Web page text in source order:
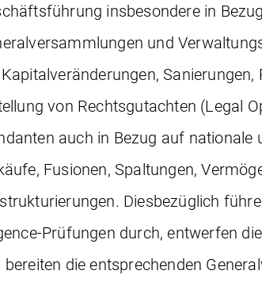
insbesondere in
und
von Rechtsgutachten (Legal
auch in Bezug auf
Fusionen, Spaltungen,
Diesbezüglich
Prüfungen durch, entwerfen
bereiten die entsprechenden